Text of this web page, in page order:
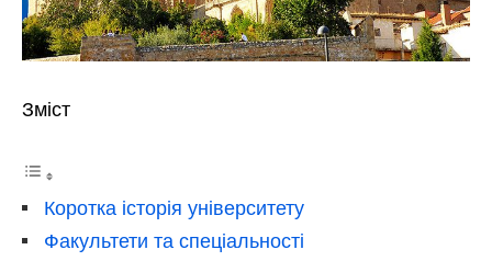
Зміст
Коротка історія університету
Факультети та спеціальності